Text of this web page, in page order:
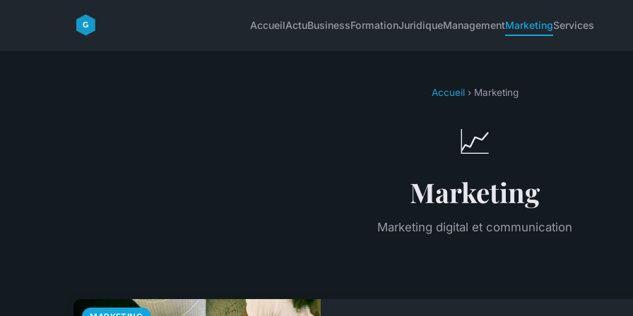
AccueilActuBusinessFormationJuridiqueManagementMarketingServices
Accueil› Marketing
📈
Marketing
Marketing digital et communication